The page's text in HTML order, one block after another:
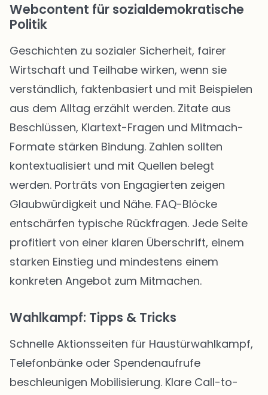
Webcontent für sozialdemokratische
Politik
Geschichten zu sozialer Sicherheit, fairer
Wirtschaft und Teilhabe wirken, wenn sie
verständlich, faktenbasiert und mit Beispielen
aus dem Alltag erzählt werden. Zitate aus
Beschlüssen, Klartext-Fragen und Mitmach-
Formate stärken Bindung. Zahlen sollten
kontextualisiert und mit Quellen belegt
werden. Porträts von Engagierten zeigen
Glaubwürdigkeit und Nähe. FAQ-Blöcke
entschärfen typische Rückfragen. Jede Seite
profitiert von einer klaren Überschrift, einem
starken Einstieg und mindestens einem
konkreten Angebot zum Mitmachen.
Wahlkampf: Tipps & Tricks
Schnelle Aktionsseiten für Haustürwahlkampf,
Telefonbänke oder Spendenaufrufe
beschleunigen Mobilisierung. Klare Call-to-